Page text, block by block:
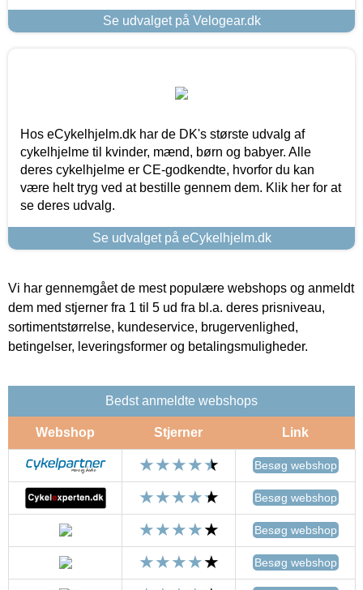
Se udvalget på Velogear.dk
Hos eCykelhjelm.dk har de DK's største udvalg af
cykelhjelme til kvinder, mænd, børn og babyer. Alle
deres cykelhjelme er CE-godkendte, hvorfor du kan
være helt tryg ved at bestille gennem dem. Klik her for at
se deres udvalg.
Se udvalget på eCykelhjelm.dk
Vi har gennemgået de mest populære webshops og anmeldt
dem med stjerner fra 1 til 5 ud fra bl.a. deres prisniveau,
sortimentstørrelse, kundeservice, brugervenlighed,
betingelser, leveringsformer og betalingsmuligheder.
Bedst anmeldte webshops
Webshop Stjerner Link
Besøg webshop
Besøg webshop
Besøg webshop
Besøg webshop